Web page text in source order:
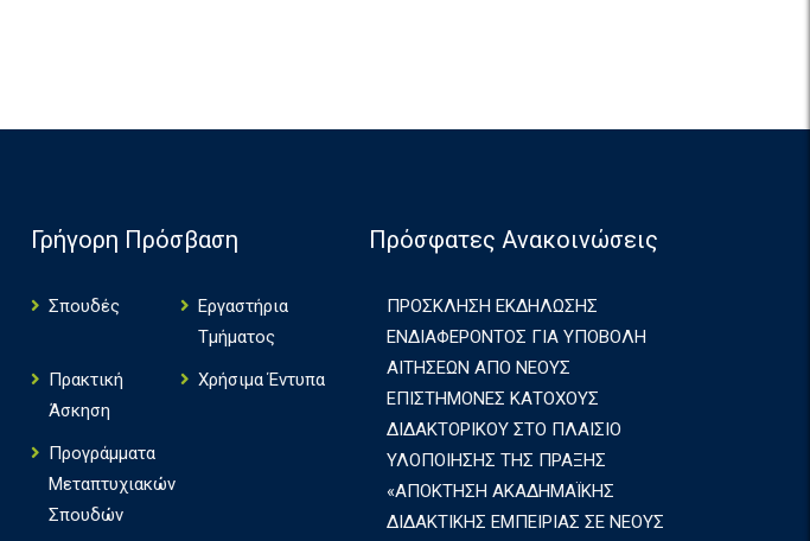
Γρήγορη Πρόσβαση
Σπουδές
Εργαστήρια
Τμήματος
Πρακτική
Άσκηση
Χρήσιμα Έντυπα
Πρoγράμματα
Μεταπτυχιακών
Σπουδών
Πρόσφατες Ανακοινώσεις
ΠΡΟΣΚΛΗΣΗ ΕΚΔΗΛΩΣΗΣ
ΕΝΔΙΑΦΕΡΟΝΤΟΣ ΓΙΑ ΥΠΟΒΟΛΗ
ΑΙΤΗΣΕΩΝ ΑΠΟ ΝΕΟΥΣ
ΕΠΙΣΤΗΜΟΝΕΣ ΚΑΤΟΧΟΥΣ
ΔΙΔΑΚΤΟΡΙΚΟΥ ΣΤΟ ΠΛΑΙΣΙΟ
ΥΛΟΠΟΙΗΣΗΣ ΤΗΣ ΠΡΑΞΗΣ
«ΑΠΟΚΤΗΣΗ ΑΚΑΔΗΜΑΪΚΗΣ
ΔΙΔΑΚΤΙΚΗΣ ΕΜΠΕΙΡΙΑΣ ΣΕ ΝΕΟΥΣ